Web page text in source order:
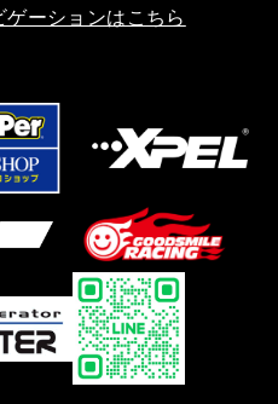
ーションはこちら